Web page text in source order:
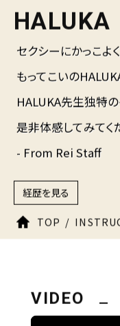
HALUKA
セクシーにかっこよ
もってこいの
HALUKA先生独特
是非体感してみてく
- From Rei Staff
経歴を見る
TOP
VIDEO